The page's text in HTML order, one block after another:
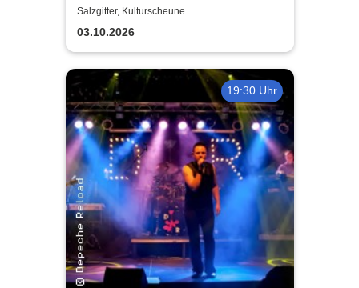
Meeting Konzert |
Kulturscheune
Salzgitter, Kulturscheune
03.10.2026
19:30 Uhr